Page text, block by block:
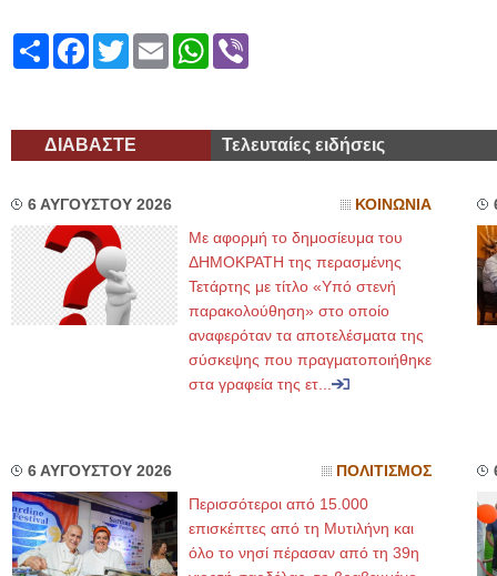
ShareFacebook
TwitterEmailWhatsApp
ΔΙΑΒΑΣΤΕ Τελευταίες ειδήσεις
6 ΑΥΓΟΥΣΤΟΥ 2026 ΚΟΙΝΩΝΙΑ
Με αφορμή το δημοσίευμα του
ΔΗΜΟΚΡΑΤΗ της περασμένης
Τετάρτης με τίτλο «Υπό στενή
παρακολούθηση» στο οποίο
αναφερόταν τα αποτελέσματα της
σύσκεψης που πραγματοποιήθηκε
στα γραφεία της ετ...
6 ΑΥΓΟΥΣΤΟΥ 2026 ΠΟΛΙΤΙΣΜΟΣ
Περισσότεροι από 15.000
επισκέπτες από τη Μυτιλήνη και
όλο το νησί πέρασαν από τη 39η